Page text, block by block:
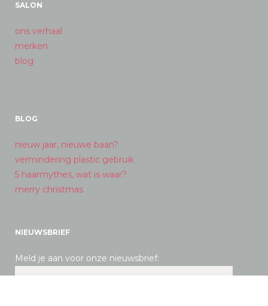
SALON
ons verhaal
merken
blog
BLOG
nieuw jaar, nieuwe baan?
vermindering plastic gebruik
5 haarmythes, wat is waar?
merry christmas
NIEUWSBRIEF
Meld je aan voor onze nieuwsbrief: